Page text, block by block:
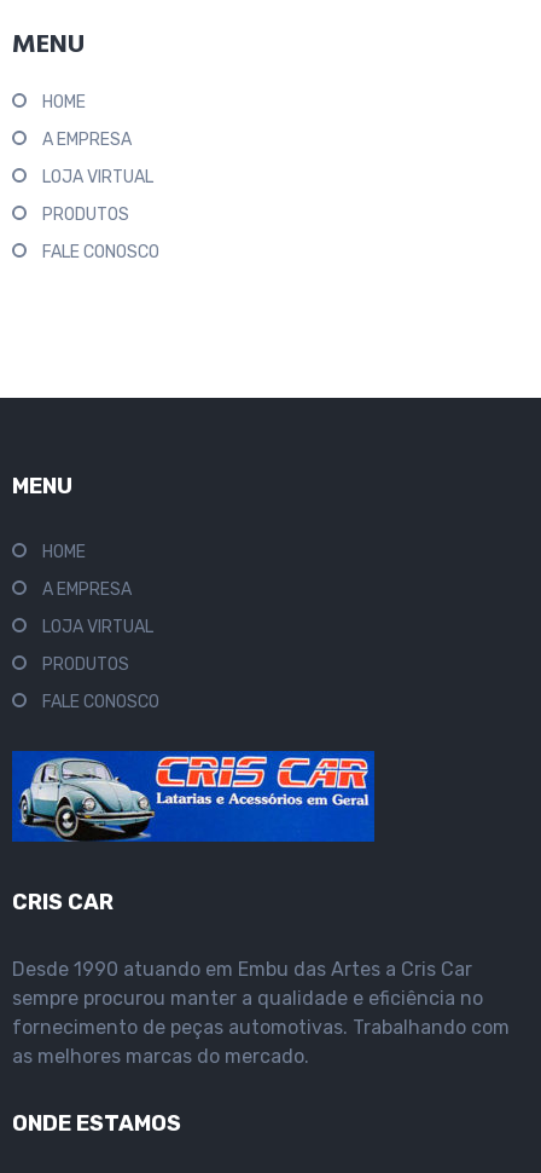
Post
MENU
HOME
A EMPRESA
LOJA VIRTUAL
PRODUTOS
FALE CONOSCO
MENU
HOME
A EMPRESA
LOJA VIRTUAL
PRODUTOS
FALE CONOSCO
CRIS CAR
Desde 1990 atuando em Embu das Artes a Cris Car
sempre procurou manter a qualidade e eficiência no
fornecimento de peças automotivas. Trabalhando com
as melhores marcas do mercado.
ONDE ESTAMOS